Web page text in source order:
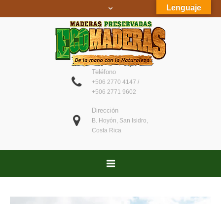
Teléfono
+506 2770 4147 /
+506 2771 9602
Dirección
B. Hoyón, San Isidro,
Costa Rica
Lenguaje